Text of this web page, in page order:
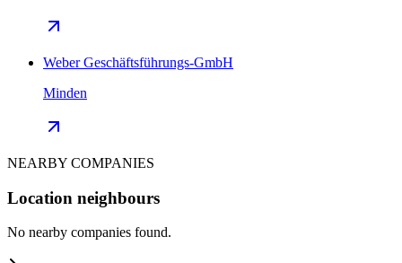
Weber Geschäftsführungs-GmbH
Minden
NEARBY COMPANIES
Location neighbours
No nearby companies found.